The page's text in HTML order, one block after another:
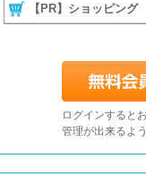
【PR】ショッピング
ログインすると
管理が出来るよ